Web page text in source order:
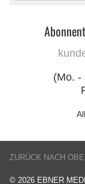
(Mo. -
© 2026 EBNER
ZURÜCK NACH